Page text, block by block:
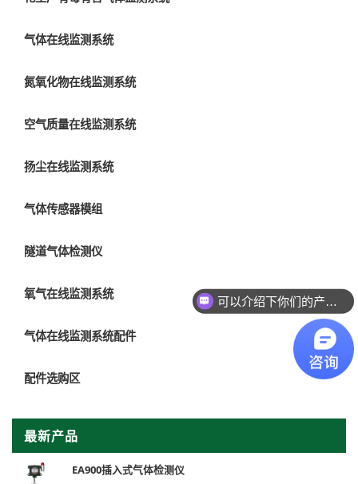
气体在线监测系统
氮氧化物在线监测系统
空气质量在线监测系统
扬尘在线监测系统
气体传感器模组
隧道气体检测仪
氧气在线监测系统
气体在线监测系统配件
配件选购区
最新产品
EA900插入式气体检测仪
可以介绍下你们的产品么？
你们是怎么收费的呢？